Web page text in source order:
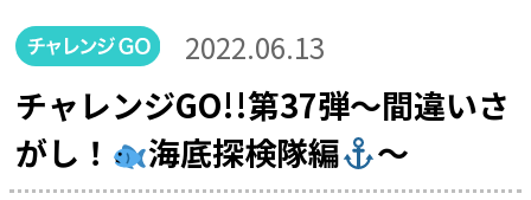
チャレンジGO!!第37弾～間違いさ
がし！
海底探検隊編 ～
2022.06.13